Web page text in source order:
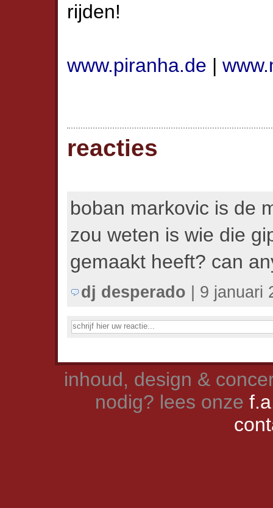
rijden!
www.piranha.de |
reacties
boban markovic is de
zou weten is wie die
gemaakt heeft? can
dj desperado | 9 januari
inhoud, design &
nodig? lees onze